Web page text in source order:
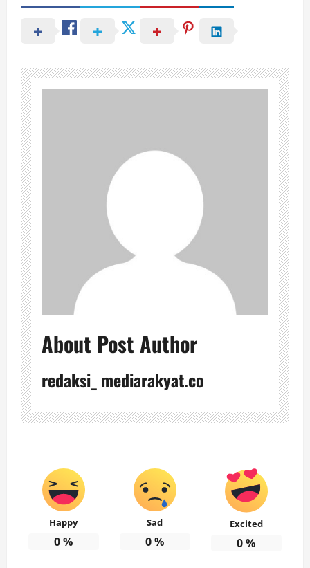
About Post Author
redaksi_ mediarakyat.co
Happy
0%
Sad
0%
Excited
0%